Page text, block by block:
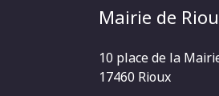
Mairie de
10 place de la
17460 Rioux